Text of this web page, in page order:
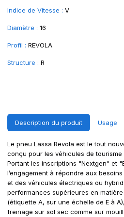
Indice de Vitesse : V
Diamètre : 16
Profil : REVOLA
Structure : R
Description du produit Usage
Le pneu Lassa Revola est le tout
conçu pour les véhicules de tourisme
Portant les inscriptions "Nextgen" et
l’engagement à répondre aux
et des véhicules électriques ou
performances supérieures en
(étiquette A, sur une échelle de E à
freinage sur sol sec comme sur